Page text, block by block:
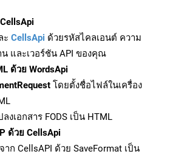
ะ CellsApi ด้วยรหัสไคลเอนต์ ความ
น และเวอร์ชัน API ของคุณ
ด้วย WordsApi
โดยตั้งชื่อไฟล์ในเครื่อง
งเอกสาร FODS เป็น HTML
ด้วย CellsApi
จาก CellsAPI ด้วย SaveFormat เป็น